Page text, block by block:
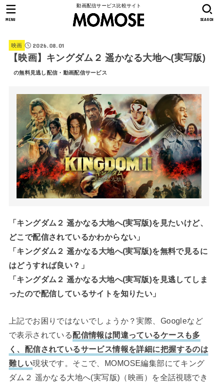
動画配信サービス比較サイト
SEARCH
MENU
映画 2026.08.01
【映画】キングダム２ 遥かなる大地へ(実写版)
の無料見逃し配信・動画配信サービス
「キングダム２ 遥かなる大地へ(実写版)を見たいけど、
どこで配信されているかわからない」
「キングダム２ 遥かなる大地へ(実写版)を無料で見るに
はどうすれば良い？」
「キングダム２ 遥かなる大地へ(実写版)を見逃してしま
ったので配信しているサイトを知りたい」
上記でお困りではないでしょうか？実際、Googleなど
で表示されている配信情報は間違っているケースも多
く、配信されているサービス情報を詳細に把握するのは
難しい現状です。そこで、MOMOSE編集部にてキング
ダム２ 遥かなる大地へ(実写版)（映画）を全話視聴でき